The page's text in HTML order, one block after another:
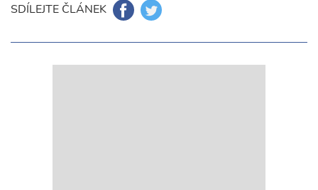
SDÍLEJTE ČLÁNEK